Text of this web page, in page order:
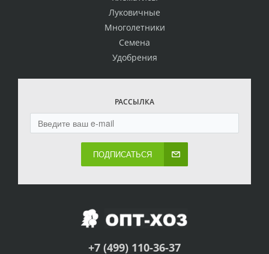
Луковичные
Многолетники
Семена
Удобрения
РАССЫЛКА
ПОДПИСАТЬСЯ
+7 (499) 110-36-37